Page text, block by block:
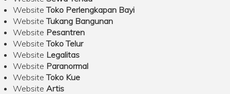
WebsiteToko Perlengkapan Bayi
WebsiteTukang Bangunan
Website Pesantren
WebsiteToko Telur
Website Legalitas
Website Paranormal
WebsiteToko Kue
Website Artis